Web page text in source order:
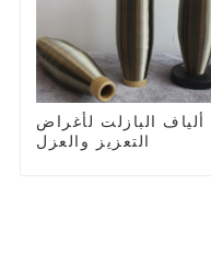
ألياف البازلت لأغراض
التعزيز والعزل